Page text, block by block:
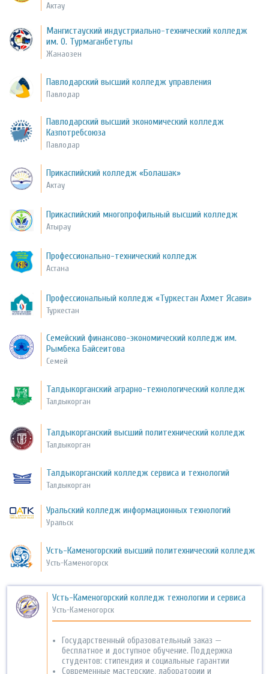
Актау
Мангистауский индустриально-технический колледж
им. О. Турмаганбетулы
Жанаозен
Павлодарский высший колледж управления
Павлодар
Павлодарский высший экономический колледж
Казпотребсоюза
Павлодар
Прикаспийский колледж «Болашак»
Актау
Прикаспийский многопрофильный высший колледж
Атырау
Профессионально-технический колледж
Астана
Профессиональный колледж «Туркестан Ахмет Ясави»
Туркестан
Семейский финансово-экономический колледж им.
Рымбека Байсеитова
Семей
Талдыкорганский аграрно-технологический колледж
Талдыкорган
Талдыкорганский высший политехнический колледж
Талдыкорган
Талдыкорганский колледж сервиса и технологий
Талдыкорган
Уральский колледж информационных технологий
Уральск
Усть-Каменогорский высший политехнический колледж
Усть-Каменогорск
Усть-Каменогорский колледж технологии и сервиса
Усть-Каменогорск
Государственный образовательный заказ —
бесплатное и доступное обучение. Поддержка
студентов: стипендия и социальные гарантии
Современные мастерские, лаборатории и